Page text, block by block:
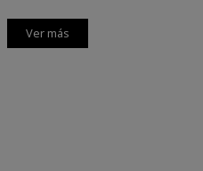
Ver más